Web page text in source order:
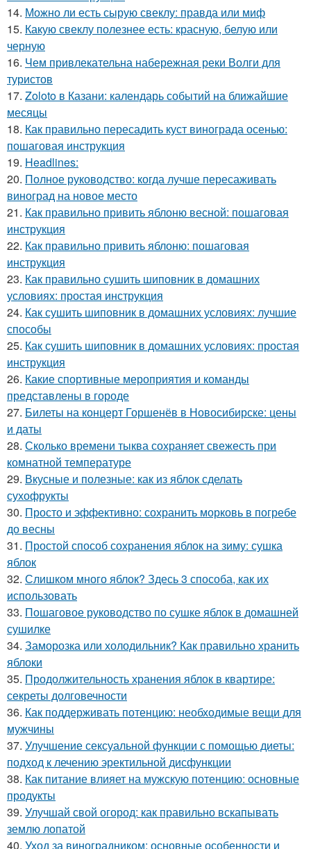
14. Можно ли есть сырую свеклу: правда или миф
15. Какую свеклу полезнее есть: красную, белую или
черную
16. Чем привлекательна набережная реки Волги для
туристов
17. Zoloto в Казани: календарь событий на ближайшие
месяцы
18. Как правильно пересадить куст винограда осенью:
пошаговая инструкция
19. Headlines:
20. Полное руководство: когда лучше пересаживать
виноград на новое место
21. Как правильно привить яблоню весной: пошаговая
инструкция
22. Как правильно привить яблоню: пошаговая
инструкция
23. Как правильно сушить шиповник в домашних
условиях: простая инструкция
24. Как сушить шиповник в домашних условиях: лучшие
способы
25. Как сушить шиповник в домашних условиях: простая
инструкция
26. Какие спортивные мероприятия и команды
представлены в городе
27. Билеты на концерт Горшенёв в Новосибирске: цены
и даты
28. Сколько времени тыква сохраняет свежесть при
комнатной температуре
29. Вкусные и полезные: как из яблок сделать
сухофрукты
30. Просто и эффективно: сохранить морковь в погребе
до весны
31. Простой способ сохранения яблок на зиму: сушка
яблок
32. Слишком много яблок? Здесь 3 способа, как их
использовать
33. Пошаговое руководство по сушке яблок в домашней
сушилке
34. Заморозка или холодильник? Как правильно хранить
яблоки
35. Продолжительность хранения яблок в квартире:
секреты долговечности
36. Как поддерживать потенцию: необходимые вещи для
мужчины
37. Улучшение сексуальной функции с помощью диеты:
подход к лечению эректильной дисфункции
38. Как питание влияет на мужскую потенцию: основные
продукты
39. Улучшай свой огород: как правильно вскапывать
землю лопатой
40. Уход за виноградником: основные особенности и